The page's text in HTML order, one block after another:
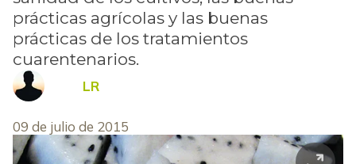
prácticas agrícolas y las buenas
prácticas de los tratamientos
cuarentenarios.
LR
09 de julio de 2015